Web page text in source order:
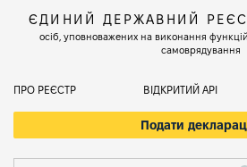
ЄДИНИЙ ДЕРЖАВНИЙ
осіб, уповноважених на виконання
самоврядування
ПРО РЕЄСТР ВІДКРИТИЙ АРІ
Подати